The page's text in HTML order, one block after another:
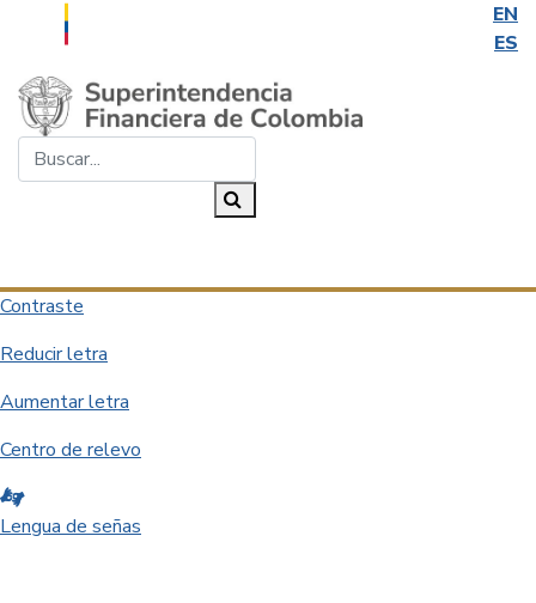
EN
ES
Saltar al contenido principal
Contraste
Reducir letra
Aumentar letra
Centro de relevo
Lengua de señas